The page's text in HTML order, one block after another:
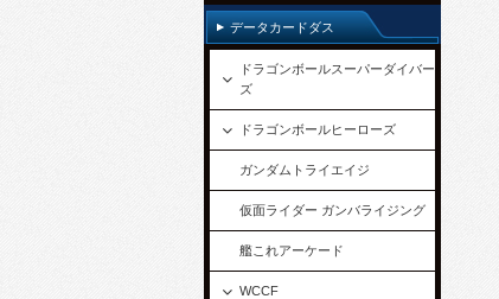
データカードダス
ドラゴンボールスーパーダイバー
ズ
ドラゴンボールヒーローズ
ガンダムトライエイジ
仮面ライダー ガンバライジング
艦これアーケード
WCCF